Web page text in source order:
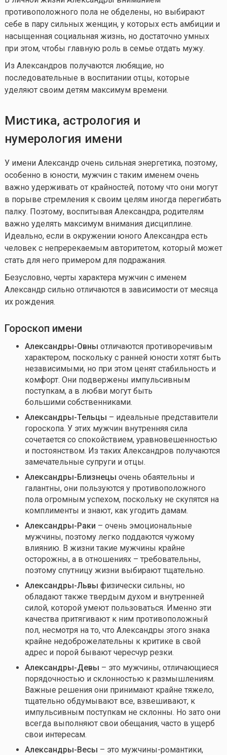
противоположного пола не обделены, но выбирают
себе в пару сильных женщин, у которых есть амбиции и
насыщенная социальная жизнь, но достаточно умных
при этом, чтобы главную роль в семье отдать мужу.
Из Александров получаются любящие, но
последовательные в воспитании отцы, которые
уделяют своим детям максимум времени.
Мистика, астрология и
нумерология имени
У имени Александр очень сильная энергетика, поэтому,
особенно в юности, мужчин с таким именем очень
важно удерживать от крайностей, потому что они могут
в порыве стремления к своим целям иногда перегибать
палку. Поэтому, воспитывая Александра, родителям
важно уделять максимум внимания дисциплине.
Идеально, если в окружении юного Александра есть
человек с непререкаемым авторитетом, который может
стать для него примером для подражания.
Безусловно, черты характера мужчин с именем
Александр сильно отличаются в зависимости от месяца
их рождения.
Гороскоп имени
Александры-Овны отличаются противоречивым
характером, поскольку с ранней юности хотят быть
независимыми, но при этом ценят стабильность и
комфорт. Они подвержены импульсивным
поступкам, а в любви могут быть
большими собственниками.
Александры-Тельцы – идеальные представители
гороскопа. У этих мужчин внутренняя сила
сочетается со спокойствием, уравновешенностью
и постоянством. Из таких Александров получаются
замечательные супруги и отцы.
Александры-Близнецы очень обаятельны и
галантны, они пользуются у противоположного
пола огромным успехом, поскольку не скупятся на
комплименты и знают, как угодить дамам.
Александры-Раки – очень эмоциональные
мужчины, поэтому легко поддаются чужому
влиянию. В жизни такие мужчины крайне
осторожны, а в отношениях – требовательны,
поэтому спутницу жизни выбирают тщательно.
Александры-Львы физически сильны, но
обладают также твердым духом и внутренней
силой, которой умеют пользоваться. Именно эти
качества притягивают к ним противоположный
пол, несмотря на то, что Александры этого знака
крайне недоброжелательны к критике в свой
адрес и порой бывают чересчур резки.
Александры-Девы – это мужчины, отличающиеся
порядочностью и склонностью к размышлениям.
Важные решения они принимают крайне тяжело,
тщательно обдумывают все, взвешивают, к
импульсивным поступкам не склонны. Но зато они
всегда выполняют свои обещания, часто в ущерб
свои интересам.
Александры-Весы – это мужчины-романтики,